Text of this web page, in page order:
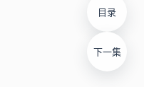
目录
下一集